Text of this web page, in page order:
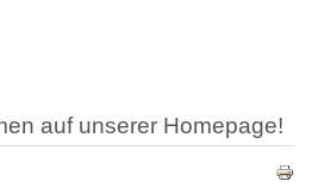
auf unserer Homepage!